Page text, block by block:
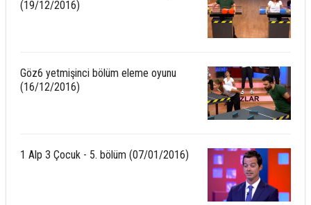
(19/12/2016)
Göz6 yetmişinci bölüm eleme oyunu
(16/12/2016)
1 Alp 3 Çocuk - 5. bölüm (07/01/2016)